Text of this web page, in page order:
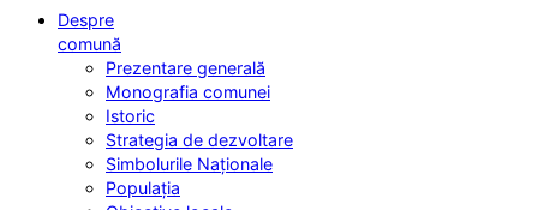
Despre
comună
Prezentare generală
Monografia comunei
Istoric
Strategia de dezvoltare
Simbolurile Naționale
Populația